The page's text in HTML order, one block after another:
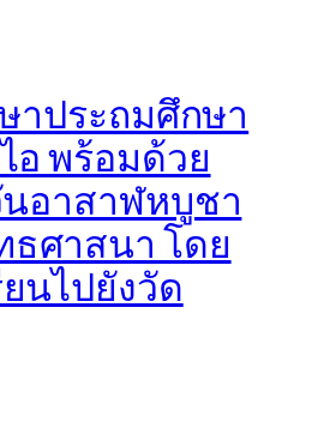
าประถมศึกษา
อ พร้อมด้วย
อาสาฬหบูชา
ศาสนา โดย
นไปยังวัด